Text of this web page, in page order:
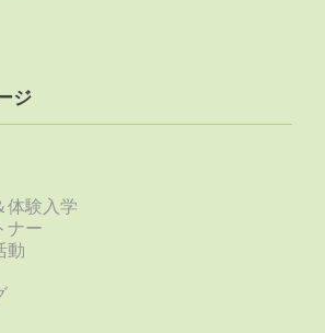
ジ
体験入学
ナー
動